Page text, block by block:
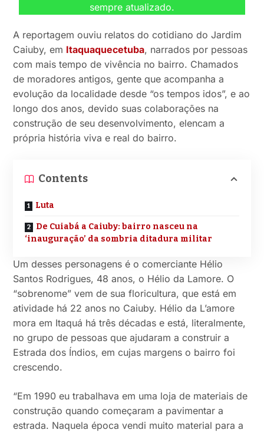
sempre atualizado.
A reportagem ouviu relatos do cotidiano do Jardim
Caiuby, em Itaquaquecetuba, narrados por pessoas
com mais tempo de vivência no bairro. Chamados
de moradores antigos, gente que acompanha a
evolução da localidade desde “os tempos idos”, e ao
longo dos anos, devido suas colaborações na
construção de seu desenvolvimento, elencam a
própria história viva e real do bairro.
Contents
Luta
De Cuiabá a Caiuby: bairro nasceu na
‘inauguração’ da sombria ditadura militar
Um desses personagens é o comerciante Hélio
Santos Rodrigues, 48 anos, o Hélio da Lamore. O
“sobrenome” vem de sua floricultura, que está em
atividade há 22 anos no Caiuby. Hélio da L’amore
mora em Itaquá há três décadas e está, literalmente,
no grupo de pessoas que ajudaram a construir a
Estrada dos Índios, em cujas margens o bairro foi
crescendo.
“Em 1990 eu trabalhava em uma loja de materiais de
construção quando começaram a pavimentar a
estrada. Naquela época vendi muito material para a